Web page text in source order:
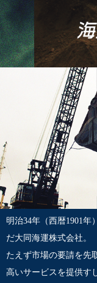
明治34年（西暦1901年
だ大同海運株式会社。
たえず市場の要請を先
高いサービスを提供す